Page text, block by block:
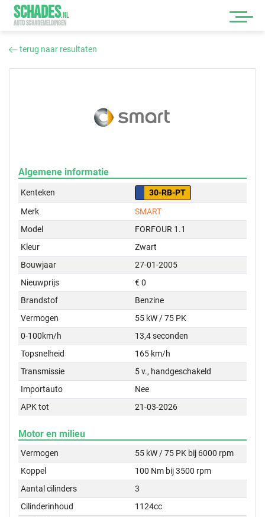
SCHADES.NL
AUTO SCHADEMELDINGEN
terug naar resultaten
Algemene informatie
Kenteken
30-RB-PT
Merk
SMART
Model
FORFOUR 1.1
Kleur
Zwart
Bouwjaar
27-01-2005
Nieuwprijs
€ 0
Brandstof
Benzine
Vermogen
55 kW / 75 PK
0-100km/h
13,4 seconden
Topsnelheid
165 km/h
Transmissie
5 v., handgeschakeld
Importauto
Nee
APK tot
21-03-2026
Motor en milieu
Vermogen
55 kW / 75 PK bij 6000 rpm
Koppel
100 Nm bij 3500 rpm
Aantal cilinders
3
Cilinderinhoud
1124cc